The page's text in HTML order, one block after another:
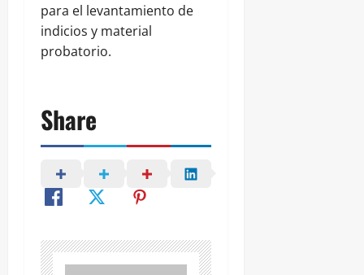
para el levantamiento de
indicios y material
probatorio.
Share